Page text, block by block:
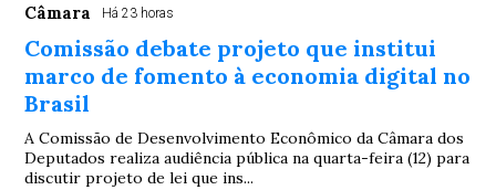
Câmara Há 23 horas
Comissão debate projeto que institui
marco de fomento à economia digital no
Brasil
A Comissão de Desenvolvimento Econômico da Câmara dos
Deputados realiza audiência pública na quarta-feira (12) para
discutir projeto de lei que ins...